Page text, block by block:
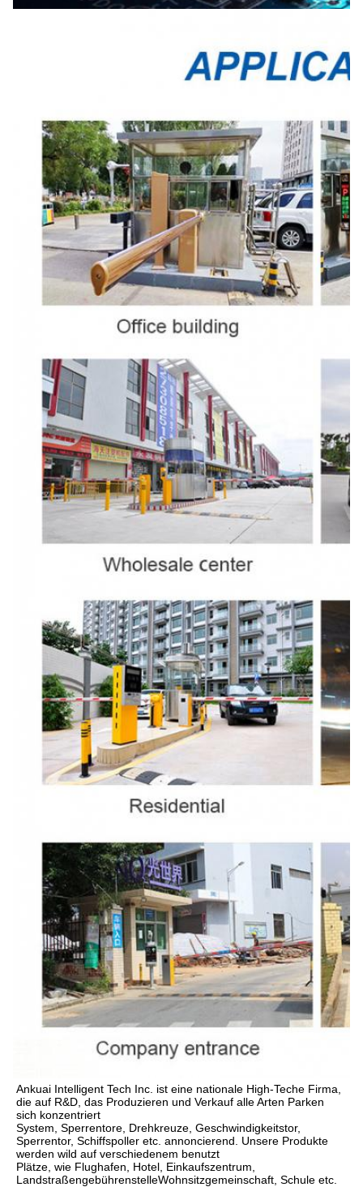
Ankuai Intelligent Tech Inc. ist eine nationale High-Teche Firma,
die auf R&D, das Produzieren und Verkauf alle Arten Parken
sich konzentriert
System, Sperrentore, Drehkreuze, Geschwindigkeitstor,
Sperrentor, Schiffspoller etc. annoncierend. Unsere Produkte
werden wild auf verschiedenem benutzt
Plätze, wie Flughafen, Hotel, Einkaufszentrum,
LandstraßengebührenstelleWohnsitzgemeinschaft, Schule etc.